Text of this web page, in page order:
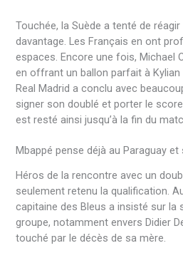
Touchée, la Suède a tenté de
davantage. Les Français en ont
espaces. Encore une fois, Michael
en offrant un ballon parfait à Kylian
Real Madrid a conclu avec
signer son doublé et porter le
est resté ainsi jusqu’à la fin du
Mbappé pense déjà au Paraguay
Héros de la rencontre avec un
seulement retenu la qualification.
capitaine des Bleus a insisté sur la
groupe, notamment envers Didier
touché par le décès de sa mère.